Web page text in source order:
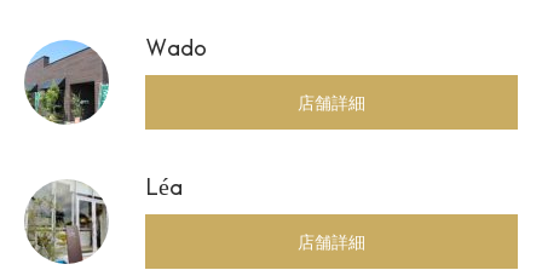
Wado
店舗詳細
Léa
店舗詳細